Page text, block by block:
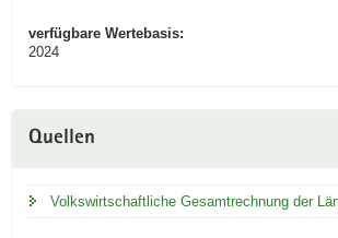
verfügbare Wertebasis:
2024
Quellen
Volkswirtschaftliche Gesamtrechnung der